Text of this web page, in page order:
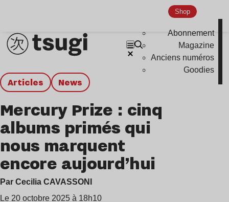
Shop
Abonnement
Magazine
Anciens numéros
Goodies
Articles news
Mercury Prize : cinq
albums primés qui
nous marquent
encore aujourd’hui
Par Cecilia CAVASSONI
Le 20 octobre 2025 à 18h10